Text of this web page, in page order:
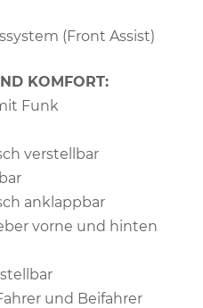
(Front Assist)
KOMFORT:
Funk
verstellbar
anklappbar
vorne und hinten
und Beifahrer